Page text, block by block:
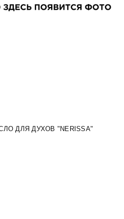
ДЛЯ ДУХОВ "NERISSA"